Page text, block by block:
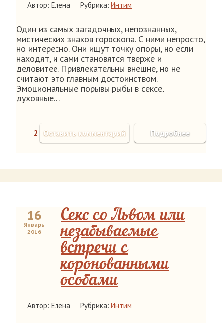
Автор: Елена Рубрика: Интим
Один из самых загадочных, непознанных,
мистических знаков гороскопа. С ними непросто,
но интересно. Они ищут точку опоры, но если
находят, и сами становятся тверже и
деловитее. Привлекательны внешне, но не
считают это главным достоинством.
Эмоциональные порывы рыбы в сексе,
духовные…
2 Подробнее
Оставить комментарий
16
Январь
2016
Секс со Львом или
незабываемые
встречи с
коронованными
особами
Автор: Елена Рубрика: Интим